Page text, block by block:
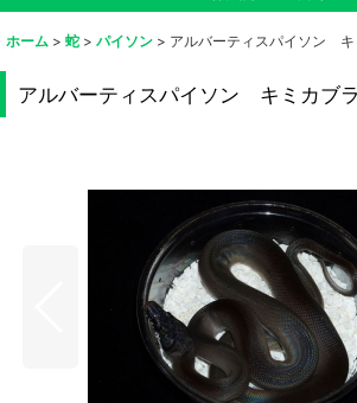
ホーム > 蛇 > パイソン > アルバーティスパイソン
アルバーティスパイソン キミカブ